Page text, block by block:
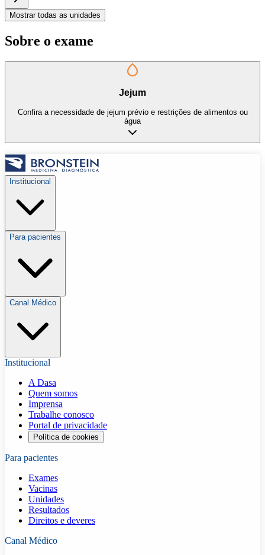
Mostrar todas as unidades
Sobre o exame
Jejum
Confira a necessidade de jejum prévio e restrições de alimentos ou
água
Institucional
Para pacientes
Canal Médico
Institucional
A Dasa
Quem somos
Imprensa
Trabalhe conosco
Portal de privacidade
Política de cookies
Para pacientes
Exames
Vacinas
Unidades
Resultados
Direitos e deveres
Canal Médico